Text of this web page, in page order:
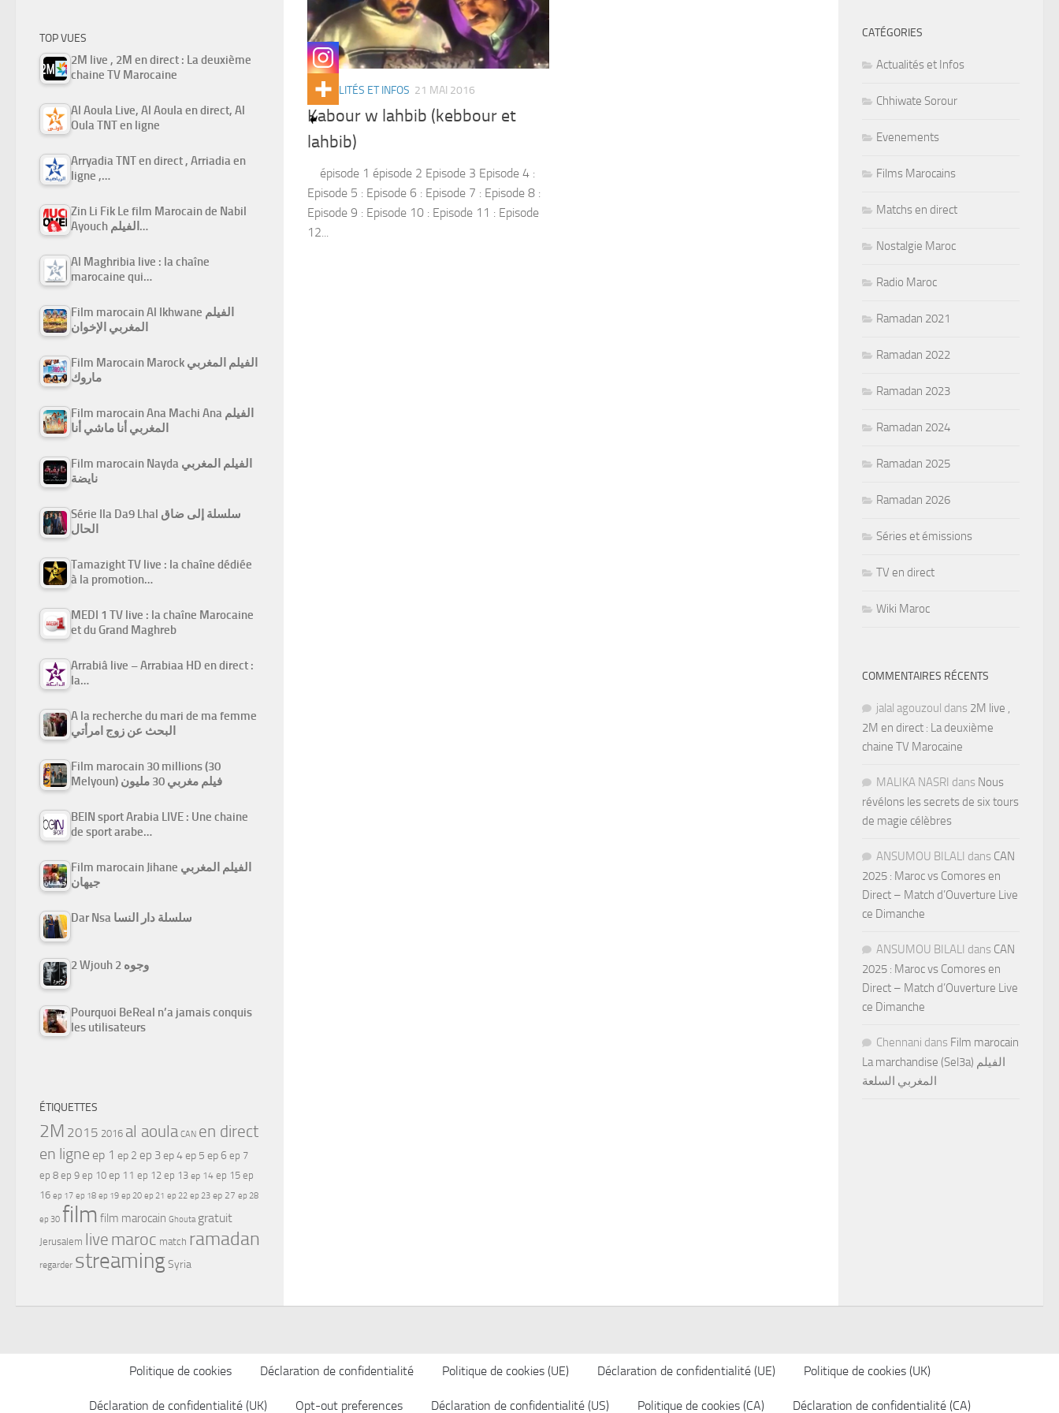
ACTUALITÉS ET INFOS 21 MAI 2016
Kabour w lahbib (kebbour et
lahbib)
épisode 1 épisode 2 Episode 3 Episode 4 :
Episode 5 : Episode 6 : Episode 7 : Episode 8 :
Episode 9 : Episode 10 : Episode 11 : Episode
12...
TOP VUES
2M live , 2M en direct : La deuxième
chaine TV Marocaine
Al Aoula Live, Al Aoula en direct, Al
Oula TNT en ligne
Arryadia TNT en direct , Arriadia en
ligne ,…
Zin Li Fik Le film Marocain de Nabil
Ayouch الفيلم…
Al Maghribia live : la chaîne
marocaine qui…
Film marocain Al Ikhwane الفيلم
المغربي الإخوان
Film Marocain Marock الفيلم المغربي
ماروك
Film marocain Ana Machi Ana الفيلم
المغربي أنا ماشي أنا
Film marocain Nayda الفيلم المغربي
نايضة
Série Ila Da9 Lhal سلسلة إلى ضاق
الحال
Tamazight TV live : la chaîne dédiée
à la promotion…
MEDI 1 TV live : la chaîne Marocaine
et du Grand Maghreb
Arrabiâ live – Arrabiaa HD en direct :
la…
A la recherche du mari de ma femme
البحث عن زوج امرأتي
Film marocain 30 millions (30
Melyoun) فيلم مغربي 30 مليون
BEIN sport Arabia LIVE : Une chaine
de sport arabe…
Film marocain Jihane الفيلم المغربي
جيهان
Dar Nsa سلسلة دار النسا
2 Wjouh 2 وجوه
Pourquoi BeReal n’a jamais conquis
les utilisateurs
ÉTIQUETTES
2M 2015 2016 al aoula CAN en direct
en ligne ep 1 ep 2 ep 3ep 4ep 5 ep 6 ep 7
ep 8 ep 9 ep 10 ep 11 ep 12 ep 13 ep 14 ep 15 ep
16 ep 17 ep 18 ep 19 ep 20 ep 21 ep 22 ep 23 ep 27 ep 28
ep 30 film film marocain Ghouta gratuit
Jerusalem live maroc match ramadan
regarder streamingSyria
CATÉGORIES
Actualités et Infos
Chhiwate Sorour
Evenements
Films Marocains
Matchs en direct
Nostalgie Maroc
Radio Maroc
Ramadan 2021
Ramadan 2022
Ramadan 2023
Ramadan 2024
Ramadan 2025
Ramadan 2026
Séries et émissions
TV en direct
Wiki Maroc
COMMENTAIRES RÉCENTS
jalal agouzoul dans 2M live ,
2M en direct : La deuxième
chaine TV Marocaine
MALIKA NASRI dans Nous
révélons les secrets de six tours
de magie célèbres
ANSUMOU BILALI dans CAN
2025 : Maroc vs Comores en
Direct – Match d’Ouverture Live
ce Dimanche
ANSUMOU BILALI dans CAN
2025 : Maroc vs Comores en
Direct – Match d’Ouverture Live
ce Dimanche
Chennani dans Film marocain
La marchandise (Sel3a) الفيلم
المغربي السلعة
Politique de cookies Déclaration de confidentialité Politique de cookies (UE) Déclaration de confidentialité (UE) Politique de cookies (UK)
Déclaration de confidentialité (UK) Opt-out preferences Déclaration de confidentialité (US) Politique de cookies (CA) Déclaration de confidentialité (CA)